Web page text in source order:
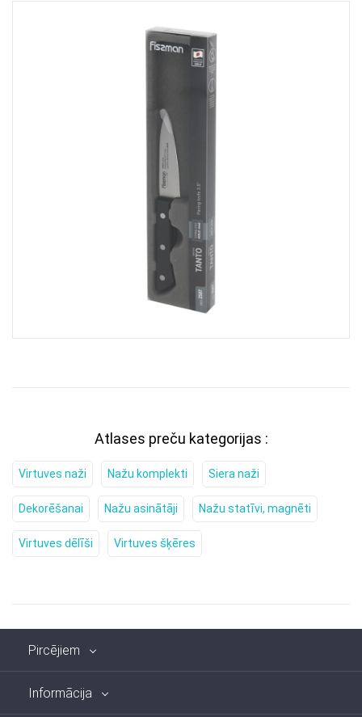
Atlases preču kategorijas :
Virtuves naži Nažu komplekti Siera naži
Dekorēšanai Nažu asinātāji Nažu statīvi, magnēti
Virtuves dēlīši Virtuves šķēres
Pircējiem
Informācija